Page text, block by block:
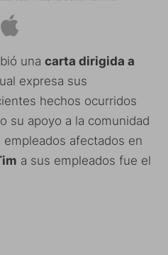
una carta dirigida a
expresa sus
hechos ocurridos
su apoyo a la comunidad
empleados afectados en
a sus empleados fue el